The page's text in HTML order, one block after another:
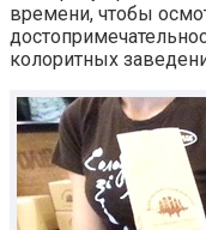
времени, чтобы
колоритных